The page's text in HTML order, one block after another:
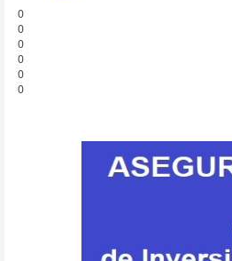
0
0
0
0
0
0